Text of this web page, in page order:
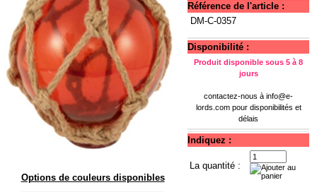
Options de couleurs disponibles
Référence de l'article :
DM-C-0357
Disponibilité :
Produit disponible sous 5 à 8
jours
contactez-nous à info@e-
lords.compour disponibilités et
délais
Indiquez :
La quantité :